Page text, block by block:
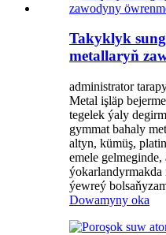
Takyklyk
metallaryň
administrator
Metal işläp
tegelek ýaly
gymmat bahaly
altyn, kümüş,
emele
ýewreý
Dowamyny oka